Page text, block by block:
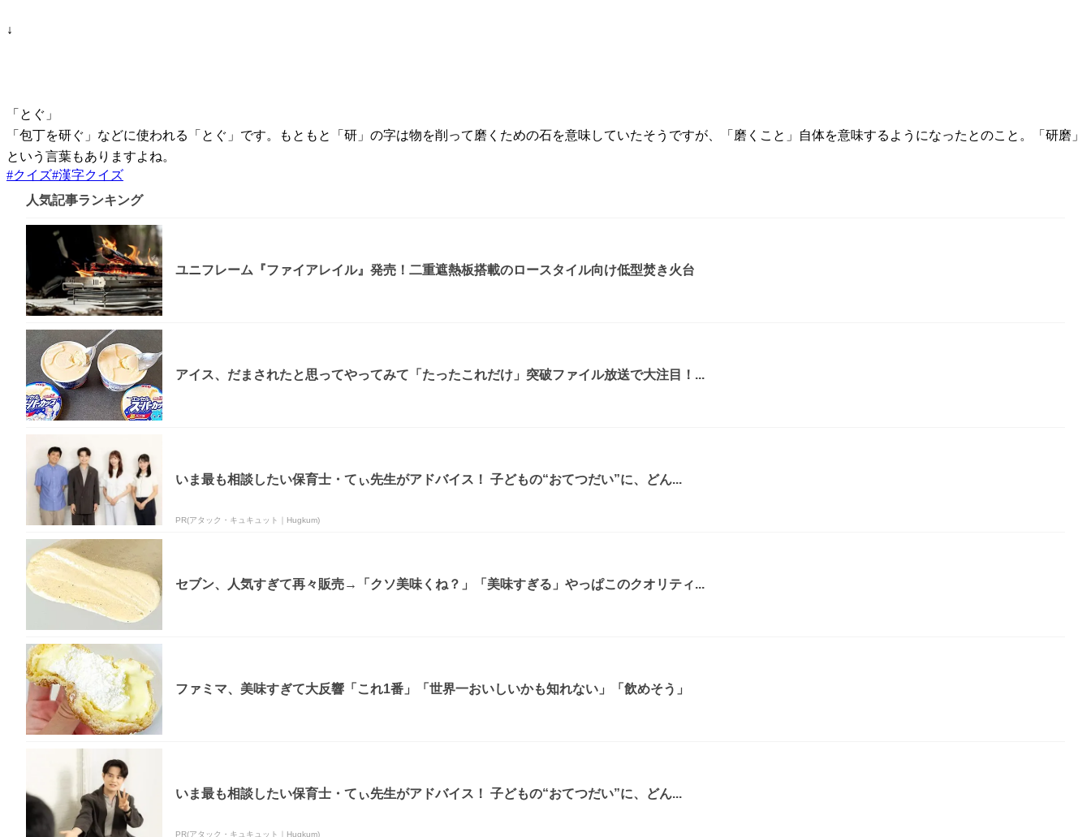
↓
「とぐ」
「包丁を研ぐ」などに使われる「とぐ」です。もともと「研」の字は物を削って磨くための石を意味していたそうですが、「磨くこと」自体を意味するようになったとのこと。「研磨」
という言葉もありますよね。
#クイズ#漢字クイズ
人気記事ランキング
ユニフレーム『ファイアレイル』発売！二重遮熱板搭載のロースタイル向け低型焚き火台
アイス、だまされたと思ってやってみて「たったこれだけ」突破ファイル放送で大注目！...
いま最も相談したい保育士・てぃ先生がアドバイス！ 子どもの“おてつだい”に、どん...
PR(アタック・キュキュット｜Hugkum)
セブン、人気すぎて再々販売→「クソ美味くね？」「美味すぎる」やっぱこのクオリティ...
ファミマ、美味すぎて大反響「これ1番」「世界一おいしいかも知れない」「飲めそう」
いま最も相談したい保育士・てぃ先生がアドバイス！ 子どもの“おてつだい”に、どん...
PR(アタック・キュキュット｜Hugkum)